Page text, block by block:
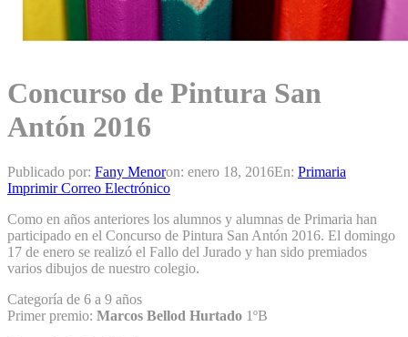
Concurso de Pintura San
Antón 2016
Publicado por: Fany Menoron: enero 18, 2016En: Primaria
Imprimir Correo Electrónico
Como en años anteriores los alumnos y alumnas de Primaria han
participado en el Concurso de Pintura San Antón 2016. El domingo
17 de enero se realizó el Fallo del Jurado y han sido premiados
varios dibujos de nuestro colegio.
Categoría de 6 a 9 años
Primer premio: Marcos Bellod Hurtado 1ºB